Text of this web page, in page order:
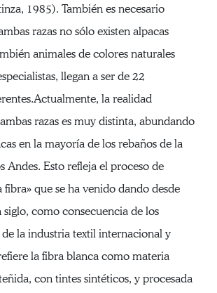
1985). También es necesario
razas no sólo existen alpacas
animales de colores naturales
llegan a ser de 22
la realidad
razas es muy distinta, abundando
en la mayoría de los rebaños de la
Andes. Esto refleja el proceso de
fibra» que se ha venido dando desde
siglo, como consecuencia de los
la industria textil internacional y
la fibra blanca como materia
con tintes sintéticos, y procesada